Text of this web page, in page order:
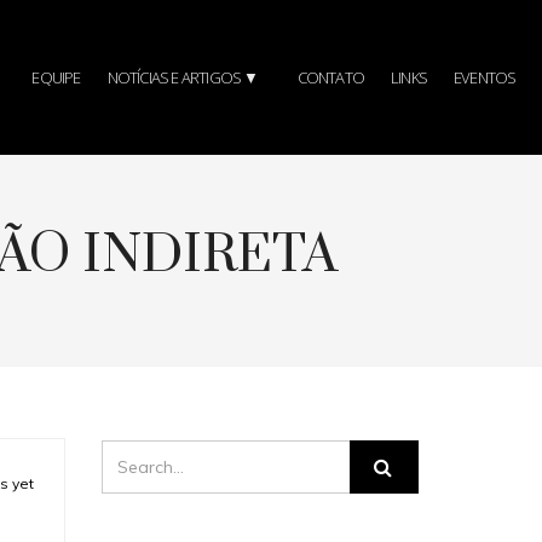
EQUIPE NOTÍCIAS E ARTIGOS ▼ CONTATO LINKS EVENTOS
INDIRETA
yet